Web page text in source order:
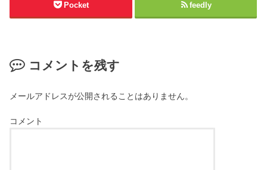
Pocket feedly
コメントを残す
メールアドレスが公開されることはありません。
コメント